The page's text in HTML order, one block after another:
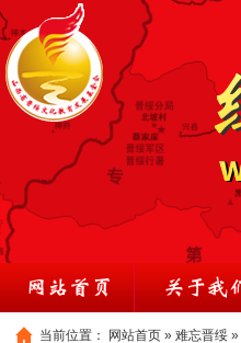
当前位置： 网站首页 » 难忘晋绥 »